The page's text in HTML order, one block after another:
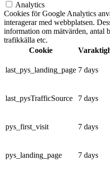
Analytics
Cookies för Google Analytics
interagerar med webbplatsen.
information om mätvärden, antal
trafikkälla etc.
Cookie
last_pys_landing_page 7 days
last_pysTrafficSource 7 days
pys_first_visit 7 days
pys_landing_page 7 days